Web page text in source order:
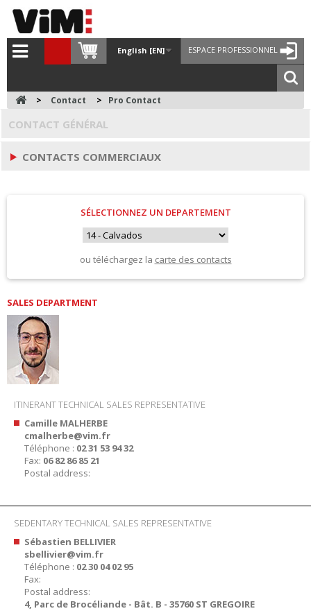
ESPACE PROFESSIONNEL
English [EN]
> Contact > Pro Contact
CONTACT GÉNÉRAL
CONTACTS COMMERCIAUX
SÉLECTIONNEZ UN DEPARTEMENT
ou téléchargez la carte des contacts
SALES DEPARTMENT
ITINERANT TECHNICAL SALES REPRESENTATIVE
Camille MALHERBE
cmalherbe@vim.fr
Téléphone : 02 31 53 94 32
Fax: 06 82 86 85 21
Postal address:
SEDENTARY TECHNICAL SALES REPRESENTATIVE
Sébastien BELLIVIER
sbellivier@vim.fr
Téléphone : 02 30 04 02 95
Fax:
Postal address:
4, Parc de Brocéliande - Bât. B - 35760 ST GREGOIRE